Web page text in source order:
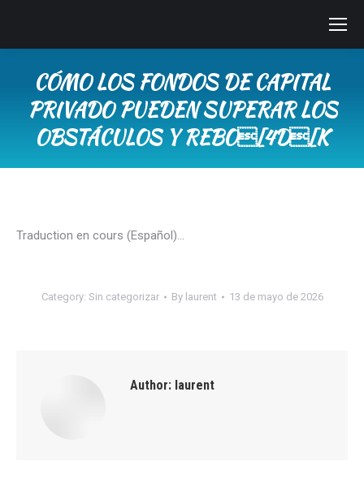
CÓMO LOS FONDOS DE CAPITAL
PRIVADO PUEDEN SUPERAR LOS
OBSTÁCULOS Y REBO[4D[K
Traduction en cours (Español)…
Category: Sin categorizar By laurent 13 de mayo de 2026
Author: laurent